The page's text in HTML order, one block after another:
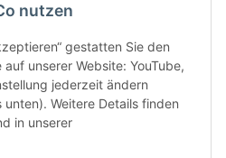
wir ein Ladengeschäft in Hütten:
nutzen
gestatten Sie den
unserer Website: YouTube,
jederzeit ändern
Weitere Details finden
in unserer